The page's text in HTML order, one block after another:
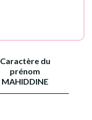
Caractère du
prénom
MAHIDDINE